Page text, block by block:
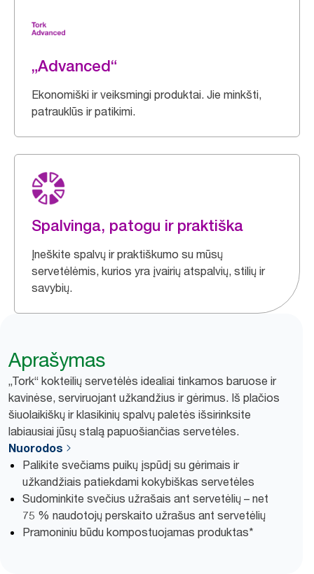
„Advanced“
Ekonomiški ir veiksmingi produktai. Jie minkšti,
patrauklūs ir patikimi.
Spalvinga, patogu ir praktiška
Įneškite spalvų ir praktiškumo su mūsų
servetėlėmis, kurios yra įvairių atspalvių, stilių ir
savybių.
Aprašymas
„Tork“ kokteilių servetėlės idealiai tinkamos baruose ir
kavinėse, serviruojant užkandžius ir gėrimus. Iš plačios
šiuolaikiškų ir klasikinių spalvų paletės išsirinksite
labiausiai jūsų stalą papuošiančias servetėles.
Nuorodos
Palikite svečiams puikų įspūdį su gėrimais ir
užkandžiais patiekdami kokybiškas servetėles
Sudominkite svečius užrašais ant servetėlių – net
75 % naudotojų perskaito užrašus ant servetėlių
Pramoniniu būdu kompostuojamas produktas*